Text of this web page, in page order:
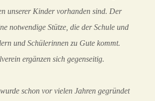
unserer Kinder vorhanden sind. Der
notwendige Stütze, die der Schule und
und Schülerinnen zu Gute kommt.
ergänzen sich gegenseitig.
schon vor vielen Jahren gegründet